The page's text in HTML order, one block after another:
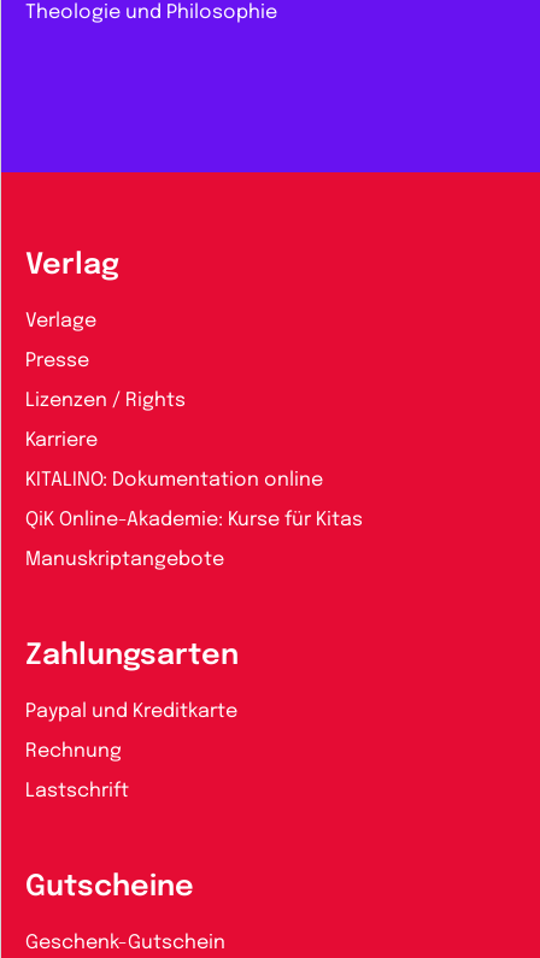
Theologie und Philosophie
Verlag
Verlage
Presse
Lizenzen / Rights
Karriere
KITALINO: Dokumentation online
QiK Online-Akademie: Kurse für Kitas
Manuskriptangebote
Zahlungsarten
Paypal und Kreditkarte
Rechnung
Lastschrift
Gutscheine
Geschenk-Gutschein